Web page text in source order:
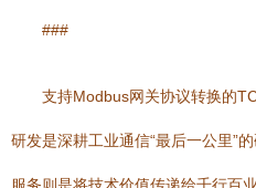
###
支持Modbus网关协议转换的
研发是深耕工业通信“最后一公里”